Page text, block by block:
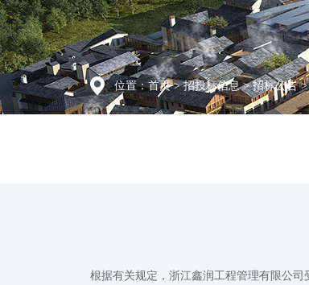
位置：首页>招投标信息>招标公告>
根据有关规定，浙江鑫润工程管理有限公